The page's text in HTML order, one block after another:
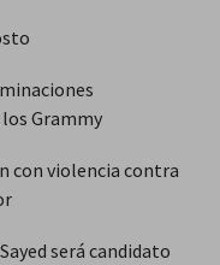
Grammy
con violencia contra
será candidato